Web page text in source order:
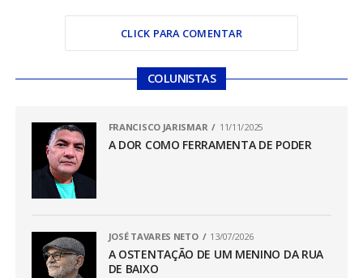
CLICK PARA COMENTAR
COLUNISTAS
FRANCISCO JARISMAR 11/11/2025
A DOR COMO FERRAMENTA DE PODER
JOSÉ TAVARES NETO 13/07/2026
A OSTENTAÇÃO DE UM MENINO DA RUA
DE BAIXO